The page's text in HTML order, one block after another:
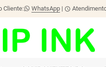
Cliente: WhatsApp | schedule